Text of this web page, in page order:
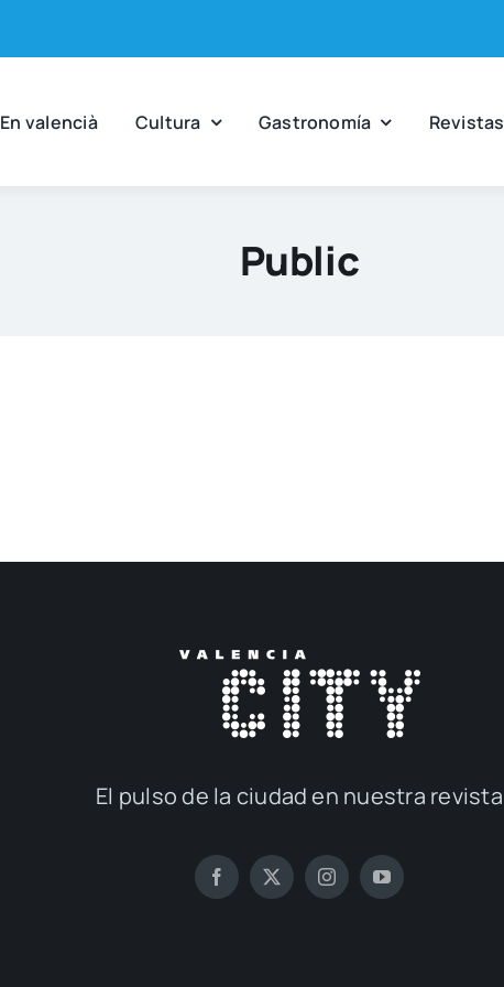
En valen­cià Cul­tu­ra Gas­tro­no­mía Revis­tas
Public
El pul­so de la ciu­dad en nues­tra revis­ta